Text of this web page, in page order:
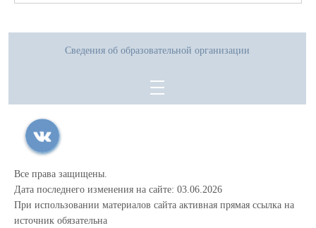
Сведения об образовательной организации
Все права защищены.
Дата последнего изменения на сайте: 03.06.2026
При использовании материалов сайта активная прямая ссылка на
источник обязательна